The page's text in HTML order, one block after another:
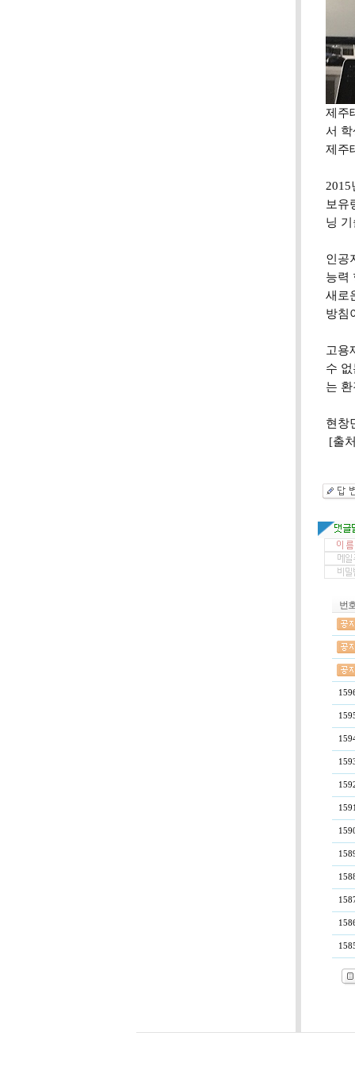
제주
서
제주
2015
보유
닝
인공
능력
새로
방침
고용
수
는
현창
[출
번